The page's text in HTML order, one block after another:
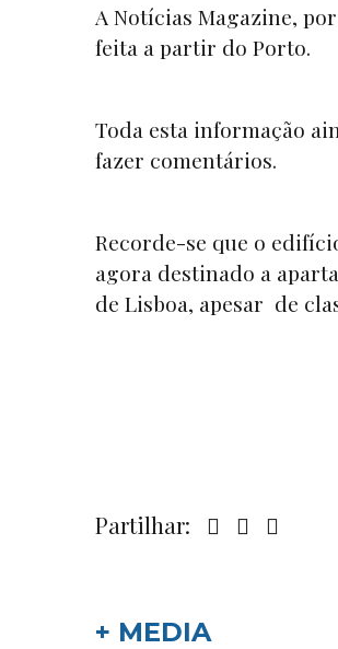
A Notícias Magazine,
feita a partir do Porto.
Toda esta informação
fazer comentários.
Recorde-se que o
agora destinado a
de Lisboa, apesar de
Partilhar:
+ MEDIA